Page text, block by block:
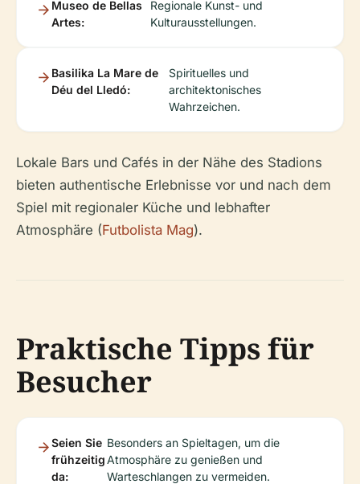
Museo de Bellas
Artes:
Regionale Kunst- und
Kulturausstellungen.
Basilika La Mare de
Déu del Lledó:
Spirituelles und
architektonisches
Wahrzeichen.
Lokale Bars und Cafés in der Nähe des Stadions
bieten authentische Erlebnisse vor und nach dem
Spiel mit regionaler Küche und lebhafter
Atmosphäre (Futbolista Mag).
Praktische Tipps für
Besucher
Seien Sie
frühzeitig
da:
Besonders an Spieltagen, um die
Atmosphäre zu genießen und
Warteschlangen zu vermeiden.